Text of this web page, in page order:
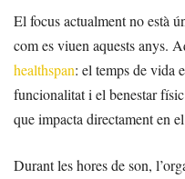
El focus actualment no està
com es viuen aquests anys.
healthspan: el temps de vida
funcionalitat i el benestar
que impacta directament en
Durant les hores de son,